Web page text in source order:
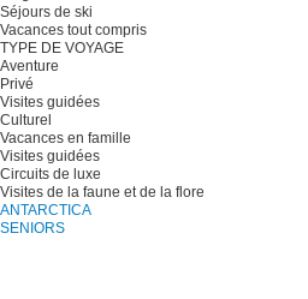
Séjours de ski
Vacances tout compris
TYPE DE VOYAGE
Aventure
Privé
Visites guidées
Culturel
Vacances en famille
Visites guidées
Circuits de luxe
Visites de la faune et de la flore
ANTARCTICA
SENIORS